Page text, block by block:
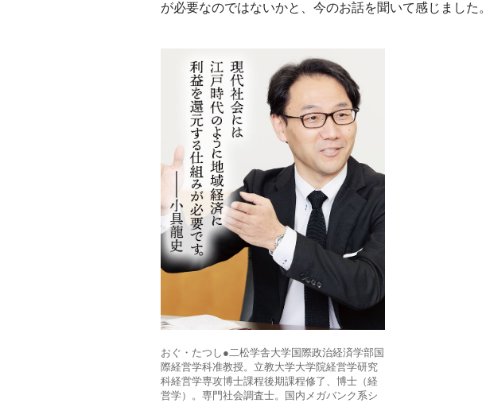
が必要なのではないかと、今のお話を聞いて感じました。
おぐ・たつし●二松学舎大学国際政治経済学部国
際経営学科准教授。立教大学大学院経営学研究
科経営学専攻博士課程後期課程修了、博士（経
営学）。専門社会調査士。国内メガバンク系シ